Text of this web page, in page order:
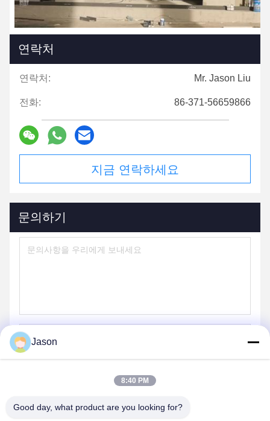
연락처
연락처: Mr. Jason Liu
전화: 86-371-56659866
지금 연락하세요
문의하기
보내
Jason
8:40 PM
Good day, what product are you looking for?